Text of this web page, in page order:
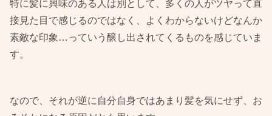
特に髪に興味のある人は別として、多くの人がツヤって直
接見た目で感じるのではなく、よくわからないけどなんか
素敵な印象…っていう醸し出されてくるものを感じていま
す。
なので、それが逆に自分自身ではあまり髪を気にせず、お